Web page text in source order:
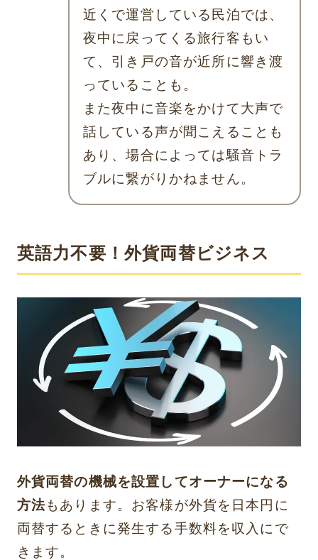
近くで運営している民泊では、
夜中に戻ってくる旅行客もい
て、引き戸の音が近所に響き渡
っていることも。
また夜中に音楽をかけて大声で
話している声が聞こえることも
あり、場合によっては騒音トラ
ブルに繋がりかねません。
英語力不要！外貨両替ビジネス
外貨両替の機械を設置してオーナーになる
方法もあります。お客様が外貨を日本円に
両替するときに発生する手数料を収入にで
きます。